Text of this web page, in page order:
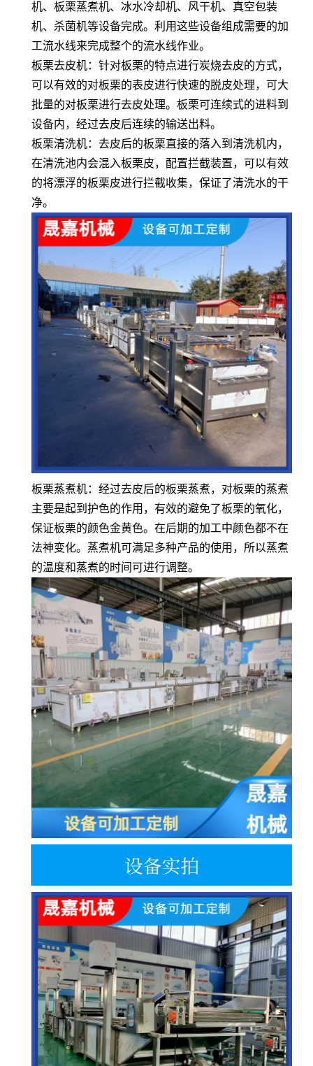
机、板栗蒸煮机、冰水冷却机、风干机、真空包装
机、杀菌机等设备完成。利用这些设备组成需要的加
工流水线来完成整个的流水线作业。
板栗去皮机：针对板栗的特点进行炭烧去皮的方式，
可以有效的对板栗的表皮进行快速的脱皮处理，可大
批量的对板栗进行去皮处理。板栗可连续式的进料到
设备内，经过去皮后连续的输送出料。
板栗清洗机：去皮后的板栗直接的落入到清洗机内，
在清洗池内会混入板栗皮，配置拦截装置，可以有效
的将漂浮的板栗皮进行拦截收集，保证了清洗水的干
净。
板栗蒸煮机：经过去皮后的板栗蒸煮，对板栗的蒸煮
主要是起到护色的作用，有效的避免了板栗的氧化，
保证板栗的颜色金黄色。在后期的加工中颜色都不在
法神变化。蒸煮机可满足多种产品的使用，所以蒸煮
的温度和蒸煮的时间可进行调整。